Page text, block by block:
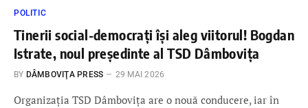
POLITIC
Tinerii social-democrați își aleg viitorul! Bogdan
Istrate, noul președinte al TSD Dâmbovița
BY DÂMBOVIŢA PRESS 29 MAI 2026
Organizația TSD Dâmbovița are o nouă conducere, iar în